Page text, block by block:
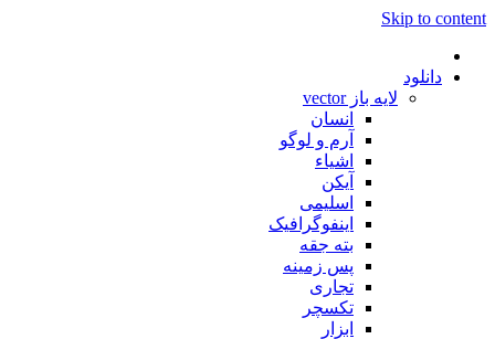
Skip to content
دانلود
لایه باز vector
انسان
آرم و لوگو
اشیاء
آیکن
اسلیمی
اینفوگرافیک
بته جقه
پس زمینه
تجاری
تکسچر
ابزار